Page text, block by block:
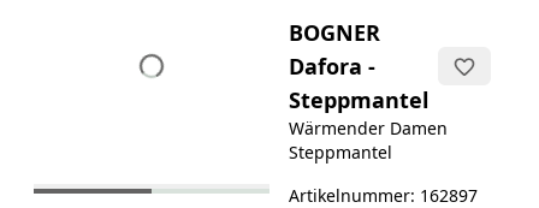
BOGNER
Dafora -
Steppmantel
Wärmender Damen
Steppmantel
Artikelnummer: 162897